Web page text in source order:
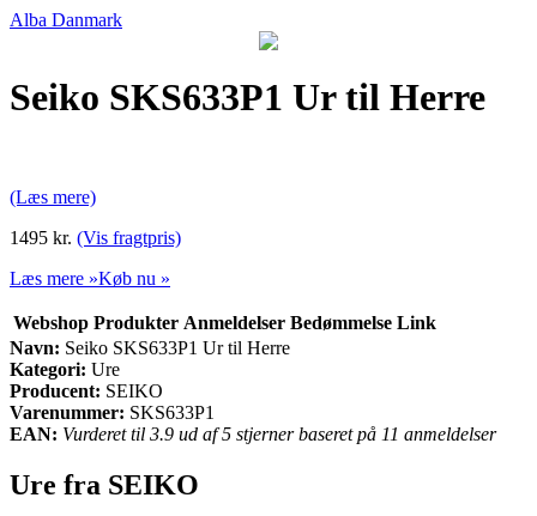
Alba Danmark
Seiko SKS633P1 Ur til Herre
(Læs mere)
1495 kr. (Vis fragtpris)
Læs mere »Køb nu »
Webshop Produkter Anmeldelser Bedømmelse Link
Navn: Seiko SKS633P1 Ur til Herre
Kategori: Ure
Producent: SEIKO
Varenummer: SKS633P1
EAN: Vurderet til 3.9 ud af 5 stjerner baseret på 11 anmeldelser
Ure fra SEIKO